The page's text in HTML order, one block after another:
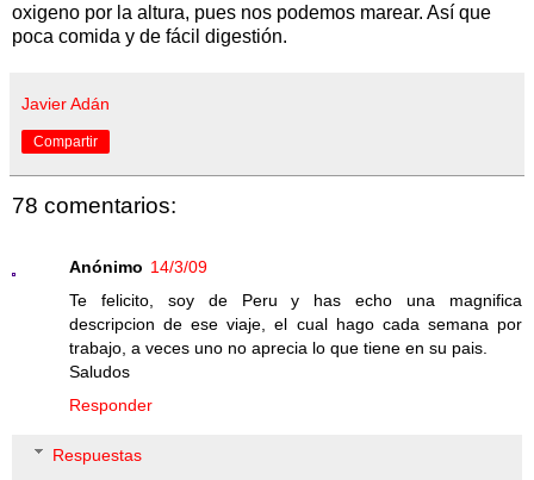
oxigeno por la altura, pues nos podemos marear. Así que
poca comida y de fácil digestión.
Javier Adán
Compartir
78 comentarios:
Anónimo 14/3/09
Te felicito, soy de Peru y has echo una magnifica
descripcion de ese viaje, el cual hago cada semana por
trabajo, a veces uno no aprecia lo que tiene en su pais.
Saludos
Responder
Respuestas